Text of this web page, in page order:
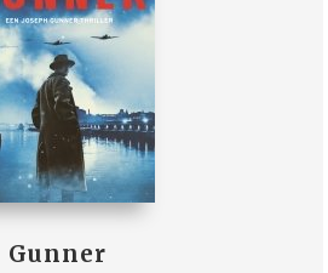
Gunner